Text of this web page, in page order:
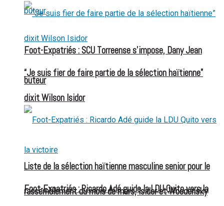
Foot-Expatriés : SCU Torreense s’impose, Dany Jean
buteur
Foot-Expatriés : Ricardo Adé guide la LDU Quito vers la
“Je suis fier de faire partie de la sélection haïtienne”
dixit Wilson Isidor
Liste de la sélection haïtienne masculine senior pour le
rassemblement du mois de mars, Isidor et Woodensky